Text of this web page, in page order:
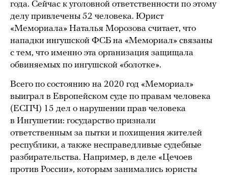
года. Сейчас к уголовной ответственности по этому
делу привлечены 52 человека. Юрист
«Мемориала» Наталья Морозова считает, что
нападки ингушской ФСБ на «Мемориал» связаны
с тем, что именно эта организация защищала
обвиняемых по ингушской «болотке».
Всего по состоянию на 2020 год «Мемориал»
выиграл в Европейском суде по правам человека
(ЕСПЧ) 15 дел о нарушении прав человека
в Ингушетии: государство признали
ответственным за пытки и похищения жителей
республики, а также несправедливые судебные
разбирательства. Например, в деле «Цечоев
против России», которым занимались юристы